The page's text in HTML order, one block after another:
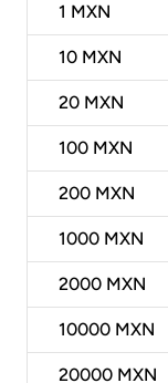
1 MXN
10 MXN
20 MXN
100 MXN
200 MXN
1000 MXN
2000 MXN
10000 MXN
20000 MXN